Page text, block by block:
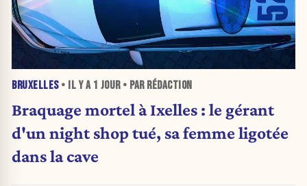
BRUXELLES• IL Y A 1 JOUR• PAR RÉDACTION
Braquage mortel à Ixelles : le gérant
d'un night shop tué, sa femme ligotée
dans la cave